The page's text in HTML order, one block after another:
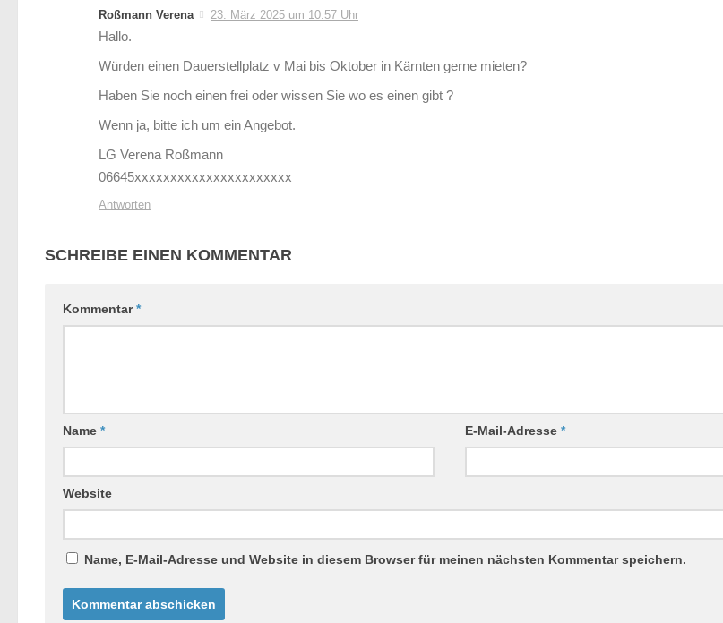
Roßmann Verena 23. März 2025 um 10:57 Uhr
Hallo.
Würden einen Dauerstellplatz v Mai bis Oktober in Kärnten gerne mieten?
Haben Sie noch einen frei oder wissen Sie wo es einen gibt ?
Wenn ja, bitte ich um ein Angebot.
LG Verena Roßmann
06645xxxxxxxxxxxxxxxxxxxxxx
Antworten
SCHREIBE EINEN KOMMENTAR
Kommentar*
Name * E-Mail-Adresse*
Website
Name, E-Mail-Adresse und Website in diesem Browser für meinen nächsten Kommentar speichern.